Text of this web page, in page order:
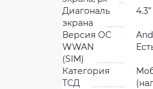
Диагональ
экрана
4.3”
Версия ОС
WWAN
(SIM)
Категория
ТСД